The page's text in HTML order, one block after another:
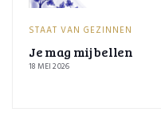
STAAT VAN GEZINNEN
Je mag mij bellen
18 MEI 2026